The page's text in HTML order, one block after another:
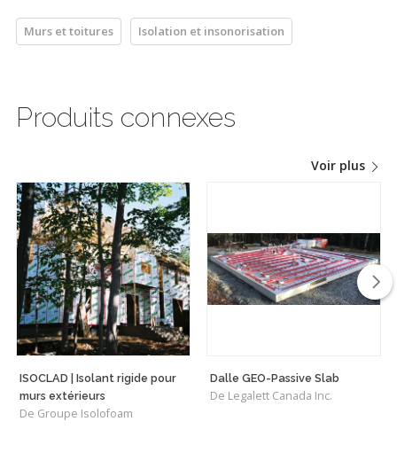
Murs et toitures Isolation et insonorisation
Produits connexes
Voir plus
ISOCLAD | Isolant rigide pour
murs extérieurs
De Groupe Isolofoam
Dalle GEO-Passive Slab
De Legalett Canada Inc.